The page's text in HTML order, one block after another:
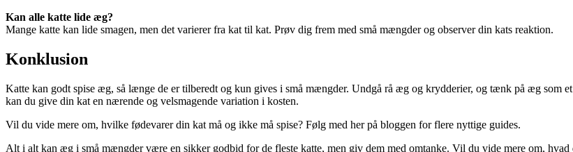
Kan alle katte lide æg?
Mange katte kan lide smagen, men det varierer fra kat til kat. Prøv dig frem med små mængder og observer din kats reaktion.
Konklusion
Katte kan godt spise æg, så længe de er tilberedt og kun gives i små mængder. Undgå rå æg og krydderier, og tænk på æg som
kan du give din kat en nærende og velsmagende variation i kosten.
Vil du vide mere om, hvilke fødevarer din kat må og ikke må spise? Følg med her på bloggen for flere nyttige guides.
Alt i alt kan æg i små mængder være en sikker godbid for de fleste katte, men giv dem med omtanke. Vil du vide mere om, hvad